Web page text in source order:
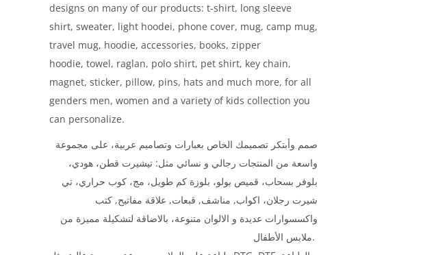
designs on many of our products: t-shirt, long sleeve
shirt, sweater, light hoodei, phone cover, mug, camp mug,
travel mug, hoodie, accessories, books, zipper
hoodie, towel, raglan, polo shirt, pet shirt, key chain,
magnet, sticker, pillow, pins, hats and much more, for all
genders men, women and a variety of kids collection you
can personalize.
صمم وأبتكر تصميمك الخاص بعبارات وتصاميم عربية، على مجموعة
واسعة من المنتجات رجالي و نسائي مثل: تيشيرت قطن، هودي،
بلوفر بسحاب، قميص بولو، بلوزة كم طويل، مج، كوب حراري، تي
شيرت رجلان، اكواب, مناشف, قبعات, علاقة مفاتيح, كتب
واكسسوارات عديدة و الالوان متنوعة، بالاضاقة لتشكيلة مميزة من
ملابس الأطفال.